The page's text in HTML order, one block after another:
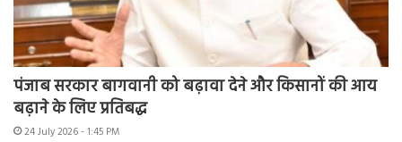
पंजाब सरकार बागवानी को बढ़ावा देने और किसानों की आय
बढ़ाने के लिए प्रतिबद्ध
24 July 2026 - 1:45 PM